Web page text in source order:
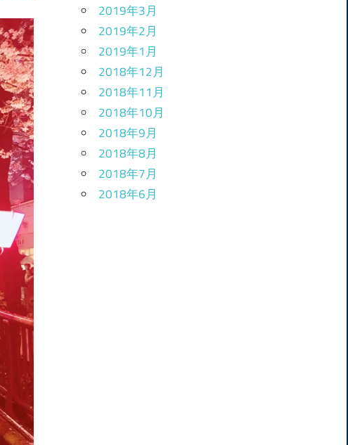
2019年3月
2019年2月
2019年1月
2018年12月
2018年11月
2018年10月
2018年9月
2018年8月
2018年7月
2018年6月